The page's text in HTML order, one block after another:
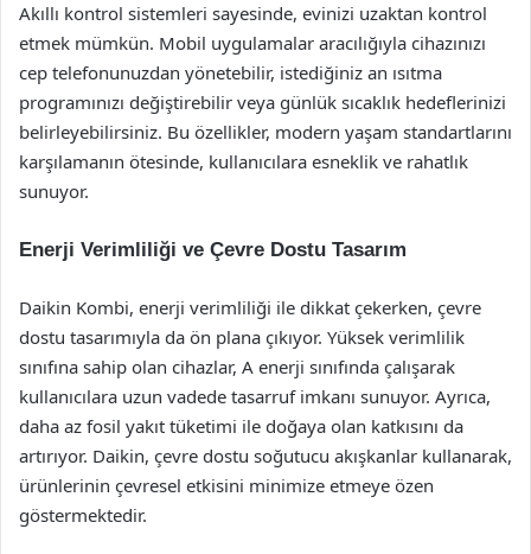
Akıllı kontrol sistemleri sayesinde, evinizi uzaktan kontrol
etmek mümkün. Mobil uygulamalar aracılığıyla cihazınızı
cep telefonunuzdan yönetebilir, istediğiniz an ısıtma
programınızı değiştirebilir veya günlük sıcaklık hedeflerinizi
belirleyebilirsiniz. Bu özellikler, modern yaşam standartlarını
karşılamanın ötesinde, kullanıcılara esneklik ve rahatlık
sunuyor.
Enerji Verimliliği ve Çevre Dostu Tasarım
Daikin Kombi, enerji verimliliği ile dikkat çekerken, çevre
dostu tasarımıyla da ön plana çıkıyor. Yüksek verimlilik
sınıfına sahip olan cihazlar, A enerji sınıfında çalışarak
kullanıcılara uzun vadede tasarruf imkanı sunuyor. Ayrıca,
daha az fosil yakıt tüketimi ile doğaya olan katkısını da
artırıyor. Daikin, çevre dostu soğutucu akışkanlar kullanarak,
ürünlerinin çevresel etkisini minimize etmeye özen
göstermektedir.